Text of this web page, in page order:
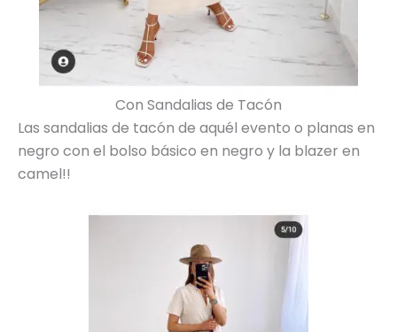
Con Sandalias de Tacón
Las sandalias de tacón de aquél evento o planas en
negro con el bolso básico en negro y la blazer en
camel!!